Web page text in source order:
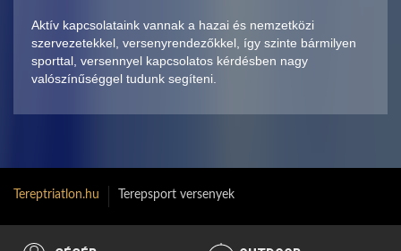
Aktív kapcsolataink vannak a hazai és nemzetközi
szervezetekkel, versenyrendezőkkel, így szinte bármilyen
sporttal, versennyel kapcsolatos kérdésben nagy
valószínűséggel tudunk segíteni.
Tereptriatlon.hu Terepsport versenyek